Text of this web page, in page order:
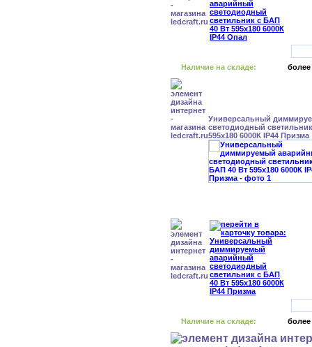
Наличие на складе: более
Универсальный
светодиодный
595x180 6000К IP44 Призма
Наличие на складе: более